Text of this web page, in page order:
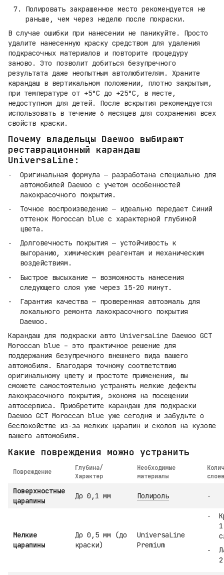
Полировать закрашенное место рекомендуется не
раньше, чем через неделю после покраски.
В случае ошибки при нанесении не паникуйте. Просто
удалите нанесенную краску средством для удаления
подкрасочных материалов и повторите процедуру
заново. Это позволит добиться безупречного
результата даже неопытным автолюбителям. Храните
карандаш в вертикальном положении, плотно закрытым,
при температуре от +5°C до +25°C, в месте,
недоступном для детей. После вскрытия рекомендуется
использовать в течение 6 месяцев для сохранения всех
свойств краски.
Почему владельцы Daewoo выбирают
реставрационный карандаш
UniversaLine:
Оригинальная формула — разработана специально для
автомобилей Daewoo с учетом особенностей
лакокрасочного покрытия.
Точное воспроизведение — идеально передает Синий
оттенок Moroccan blue с характерной глубиной
цвета.
Долговечность покрытия — устойчивость к
выгоранию, химическим реагентам и механическим
воздействиям.
Быстрое высыхание — возможность нанесения
следующего слоя уже через 15-20 минут.
Гарантия качества — проверенная автоэмаль для
локального ремонта лакокрасочного покрытия
Daewoo.
Карандаш для подкраски авто UniversaLine Daewoo GCT
Moroccan blue – это практичное решение для
поддержания безупречного внешнего вида вашего
автомобиля. Благодаря точному соответствию
оригинальному цвету и простоте применения, вы
сможете самостоятельно устранять мелкие дефекты
лакокрасочного покрытия, экономя на посещении
автосервиса. Приобретите карандаш для подкраски
Daewoo GCT Moroccan blue уже сегодня и забудьте о
беспокойстве из-за мелких царапин и сколов на кузове
вашего автомобиля.
Какие повреждения можно устранить
Повреждение
Глубина/
Характер
Необходимые
материалы
слоев
Поверхностные
царапины
До 0,1 мм Полироль -
Мелкие
царапины
До 0,5 мм (до
краски)
UniversaLine
Premium